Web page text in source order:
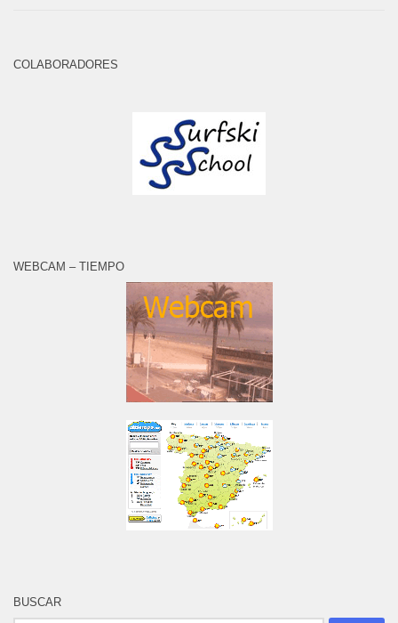
COLABORADORES
WEBCAM – TIEMPO
BUSCAR